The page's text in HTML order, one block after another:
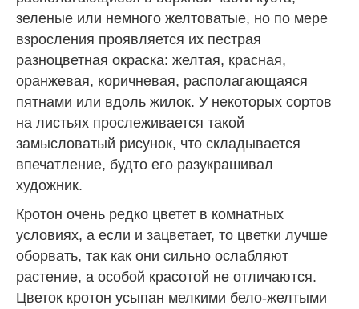
зеленые или немного желтоватые, но по мере
взросления проявляется их пестрая
разноцветная окраска: желтая, красная,
оранжевая, коричневая, располагающаяся
пятнами или вдоль жилок. У некоторых сортов
на листьях прослеживается такой
замысловатый рисунок, что складывается
впечатление, будто его разукрашивал
художник.
Кротон очень редко цветет в комнатных
условиях, а если и зацветает, то цветки лучше
оборвать, так как они сильно ослабляют
растение, а особой красотой не отличаются.
Цветок кротон усыпан мелкими бело-желтыми